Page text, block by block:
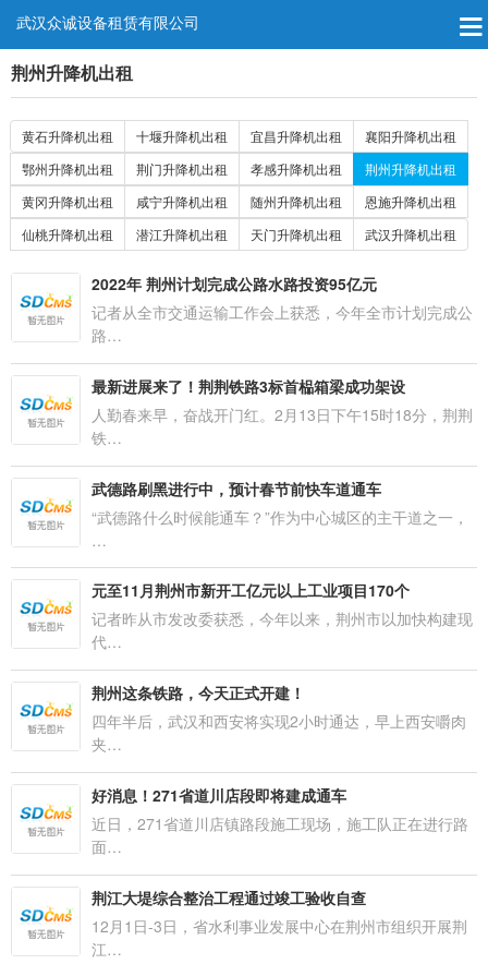
武汉众诚设备租赁有限公司
荆州升降机出租
黄石升降机出租 十堰升降机出租 宜昌升降机出租
襄阳升降机出租
鄂州升降机出租
荆门升降机出租 孝感升降机出租
荆州升降机出租
黄冈升降机出租
咸宁升降机出租 随州升降机出租
恩施升降机出租
仙桃升降机出租
潜江升降机出租 天门升降机出租 武汉升降机出租
2022年 荆州计划完成公路水路投资95亿元
记者从全市交通运输工作会上获悉，今年全市计划完成公
路…
最新进展来了！荆荆铁路3标首榀箱梁成功架设
人勤春来早，奋战开门红。2月13日下午15时18分，荆荆
铁…
武德路刷黑进行中，预计春节前快车道通车
“武德路什么时候能通车？”作为中心城区的主干道之一，
…
元至11月荆州市新开工亿元以上工业项目170个
记者昨从市发改委获悉，今年以来，荆州市以加快构建现
代…
荆州这条铁路，今天正式开建！
四年半后，武汉和西安将实现2小时通达，早上西安嚼肉
夹…
好消息！271省道川店段即将建成通车
近日，271省道川店镇路段施工现场，施工队正在进行路
面…
荆江大堤综合整治工程通过竣工验收自查
12月1日-3日，省水利事业发展中心在荆州市组织开展荆
江…